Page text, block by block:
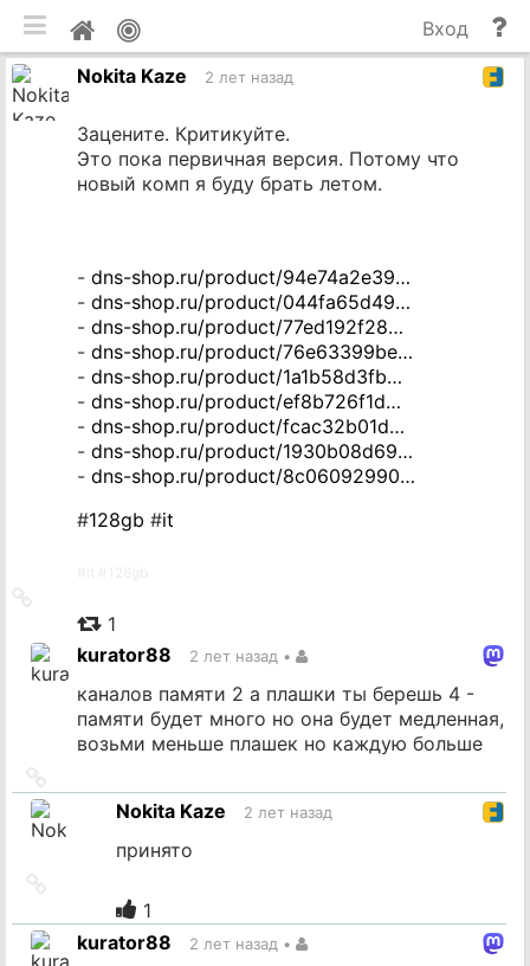
Мой
профиль
и
Вход
Nokita Kaze
2 лет назад
Зацените. Критикуйте.
Это пока первичная версия. Потому что
новый комп я буду брать летом.
- dns-shop.ru/product/94e74a2e39…
- dns-shop.ru/product/044fa65d49…
- dns-shop.ru/product/77ed192f28…
- dns-shop.ru/product/76e63399be…
- dns-shop.ru/product/1a1b58d3fb…
- dns-shop.ru/product/ef8b726f1d…
- dns-shop.ru/product/fcac32b01d…
- dns-shop.ru/product/1930b08d69…
- dns-shop.ru/product/8c06092990…
#128gb #it
источник
1
kurator88
2 лет назад •
каналов памяти 2 а плашки ты берешь 4 -
памяти будет много но она будет медленная,
возьми меньше плашек но каждую больше
на
источникNokita Kaze 2 лет назад
принято
источник
1
kurator88
2 лет назад •
мобильная версия